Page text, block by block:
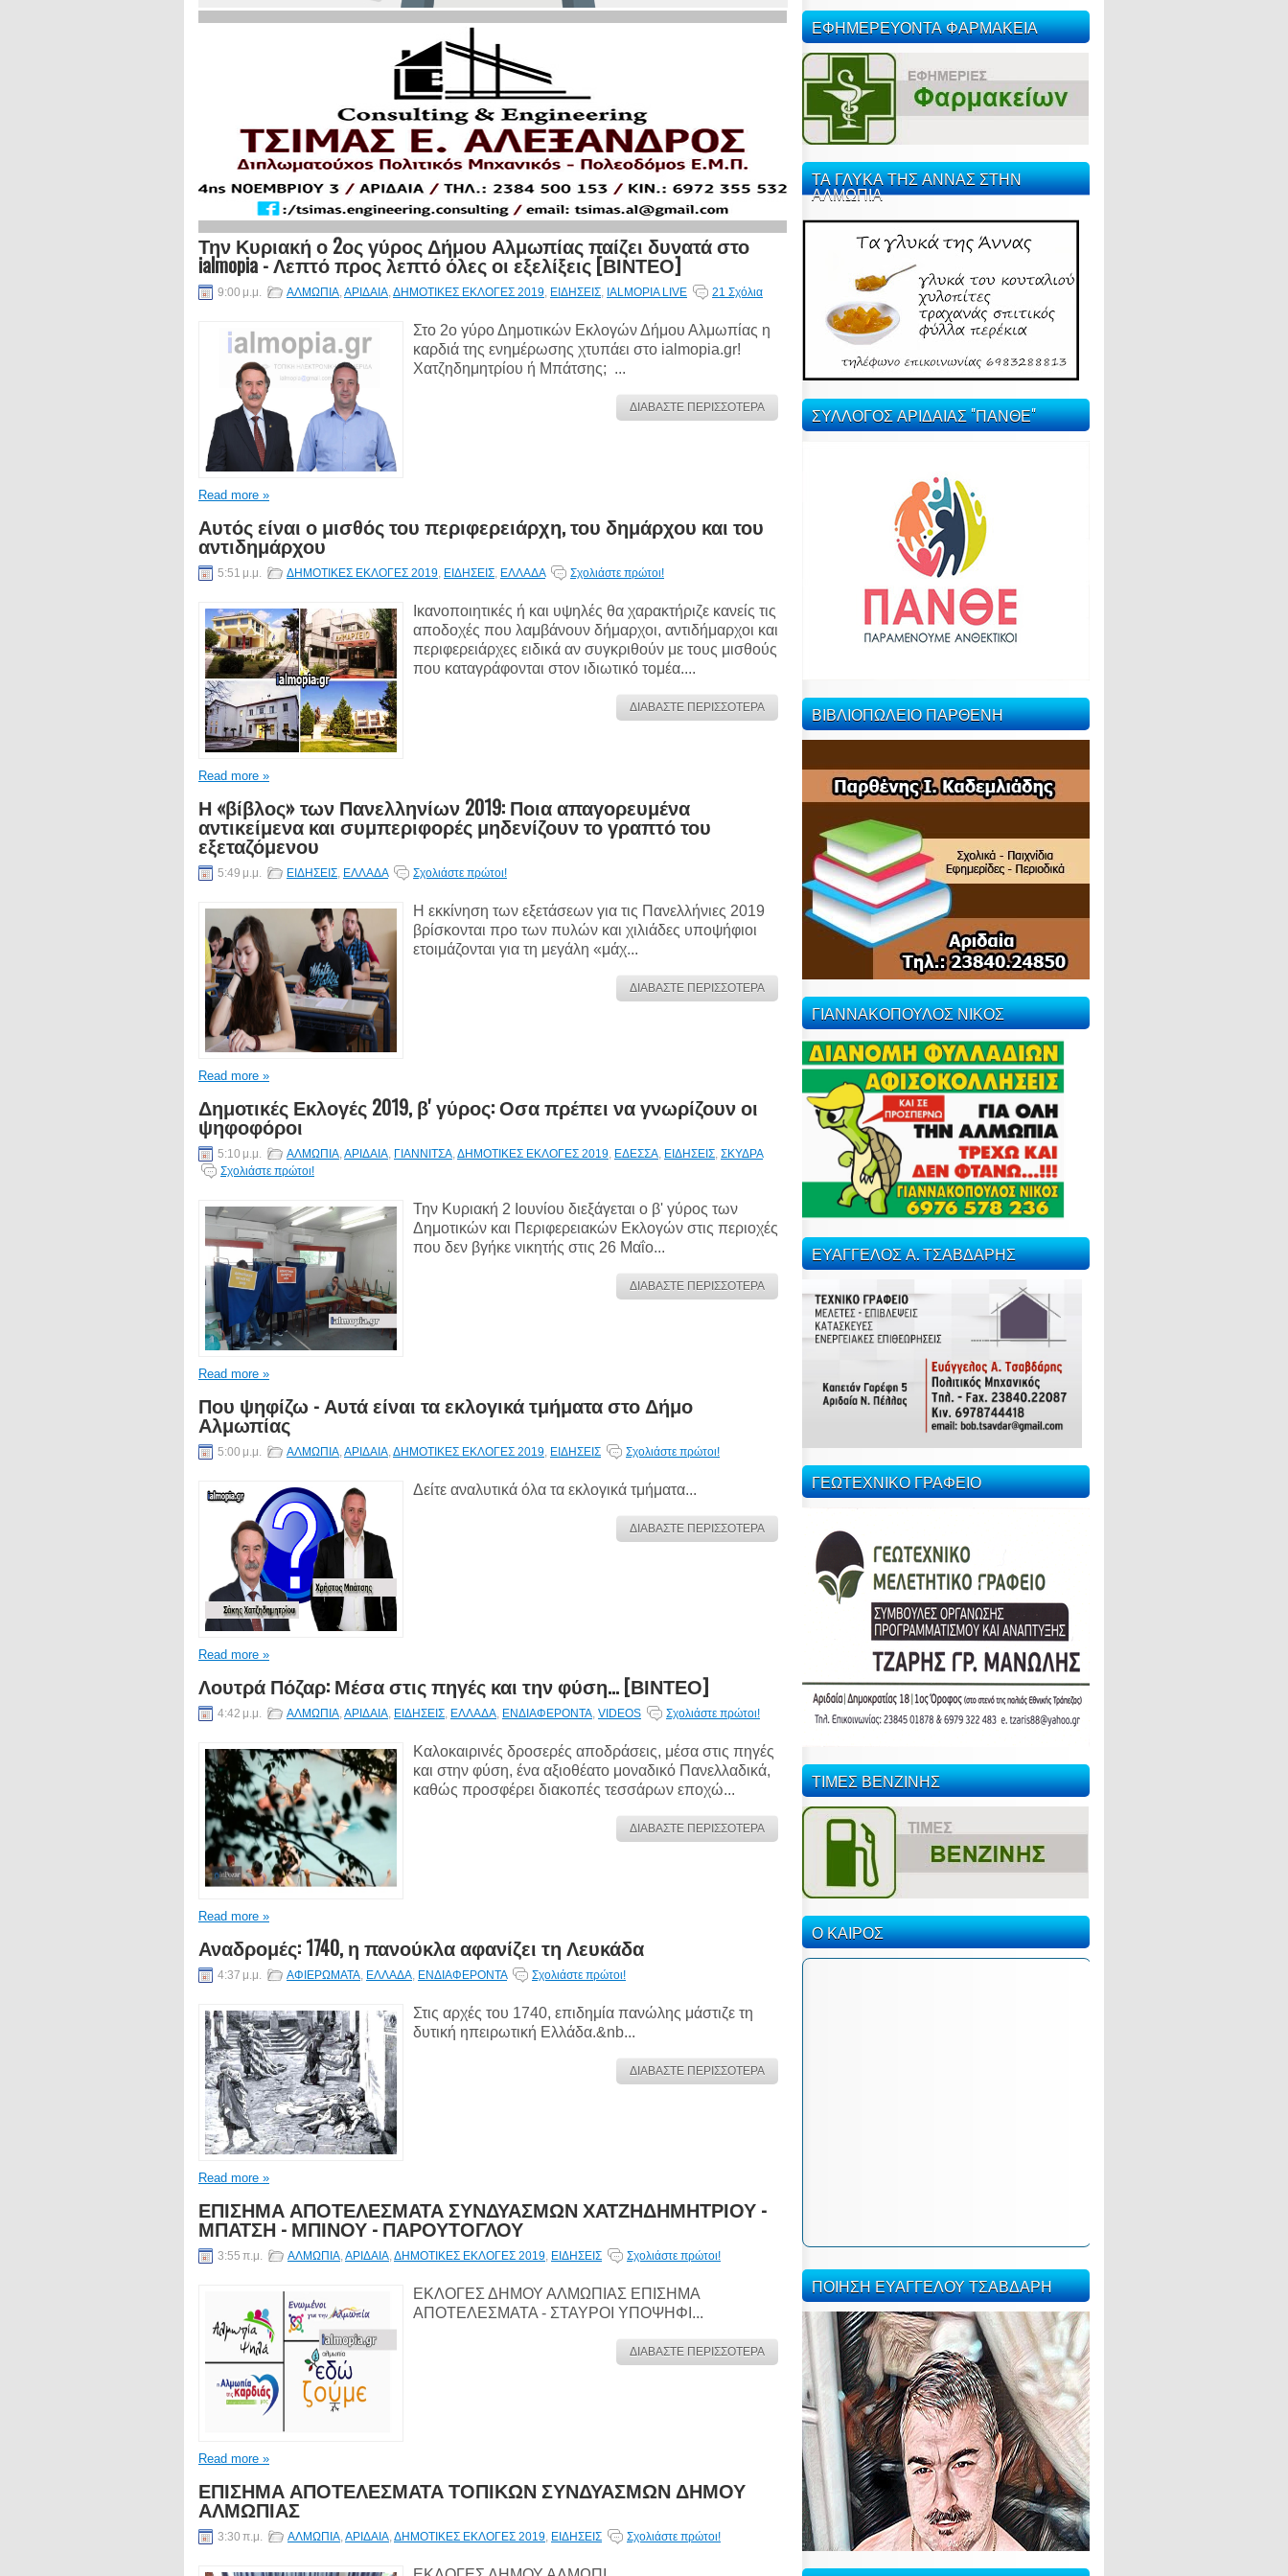
Την Κυριακή ο 2ος γύρος Δήμου Αλμωπίας παίζει δυνατά στο
ialmopia - Λεπτό προς λεπτό όλες οι εξελίξεις [ΒΙΝΤΕΟ]
9:00 μ.μ. ΑΛΜΩΠΙΑ,ΑΡΙΔΑΙΑ,ΔΗΜΟΤΙΚΕΣ ΕΚΛΟΓΕΣ 2019, ΕΙΔΗΣΕΙΣ, IALMOPIA LIVE 21 Σχόλια
Στο 2ο γύρο Δημοτικών Εκλογών Δήμου Αλμωπίας η
καρδιά της ενημέρωσης χτυπάει στο ialmopia.gr!
Χατζηδημητρίου ή Μπάτσης; ...
ΔΙΑΒΑΣΤΕ ΠΕΡΙΣΣΟΤΕΡΑ
Read more »
Αυτός είναι ο μισθός του περιφερειάρχη, του δημάρχου και του
αντιδημάρχου
5:51 μ.μ. ΔΗΜΟΤΙΚΕΣ ΕΚΛΟΓΕΣ 2019, ΕΙΔΗΣΕΙΣ, ΕΛΛΑΔΑ Σχολιάστε πρώτοι!
Ικανοποιητικές ή και υψηλές θα χαρακτήριζε κανείς τις
αποδοχές που λαμβάνουν δήμαρχοι, αντιδήμαρχοι και
περιφερειάρχες ειδικά αν συγκριθούν με τους μισθούς
που καταγράφονται στον ιδιωτικό τομέα....
ΔΙΑΒΑΣΤΕ ΠΕΡΙΣΣΟΤΕΡΑ
Read more »
Η «βίβλος» των Πανελληνίων 2019: Ποια απαγορευμένα
αντικείμενα και συμπεριφορές μηδενίζουν το γραπτό του
εξεταζόμενου
5:49 μ.μ. ΕΙΔΗΣΕΙΣ, ΕΛΛΑΔΑ Σχολιάστε πρώτοι!
Η εκκίνηση των εξετάσεων για τις Πανελλήνιες 2019
βρίσκονται προ των πυλών και χιλιάδες υποψήφιοι
ετοιμάζονται για τη μεγάλη «μάχ...
ΔΙΑΒΑΣΤΕ ΠΕΡΙΣΣΟΤΕΡΑ
Read more »
Δημοτικές Εκλογές 2019, β' γύρος: Οσα πρέπει να γνωρίζουν οι
ψηφοφόροι
5:10 μ.μ. ΑΛΜΩΠΙΑ,ΑΡΙΔΑΙΑ, ΓΙΑΝΝΙΤΣΑ,ΔΗΜΟΤΙΚΕΣ ΕΚΛΟΓΕΣ 2019, ΕΔΕΣΣΑ, ΕΙΔΗΣΕΙΣ, ΣΚΥΔΡΑ
Σχολιάστε πρώτοι!
Την Κυριακή 2 Ιουνίου διεξάγεται ο β' γύρος των
Δημοτικών και Περιφερειακών Εκλογών στις περιοχές
που δεν βγήκε νικητής στις 26 Μαΐο...
ΔΙΑΒΑΣΤΕ ΠΕΡΙΣΣΟΤΕΡΑ
Read more »
Που ψηφίζω - Αυτά είναι τα εκλογικά τμήματα στο Δήμο
Αλμωπίας
5:00 μ.μ. ΑΛΜΩΠΙΑ,ΑΡΙΔΑΙΑ,ΔΗΜΟΤΙΚΕΣ ΕΚΛΟΓΕΣ 2019, ΕΙΔΗΣΕΙΣ Σχολιάστε πρώτοι!
Δείτε αναλυτικά όλα τα εκλογικά τμήματα...
ΔΙΑΒΑΣΤΕ ΠΕΡΙΣΣΟΤΕΡΑ
Read more »
Λουτρά Πόζαρ: Μέσα στις πηγές και την φύση... [ΒΙΝΤΕΟ]
4:42 μ.μ. ΑΛΜΩΠΙΑ,ΑΡΙΔΑΙΑ, ΕΙΔΗΣΕΙΣ, ΕΛΛΑΔΑ, ΕΝΔΙΑΦΕΡΟΝΤΑ, VIDEOS Σχολιάστε πρώτοι!
Καλοκαιρινές δροσερές αποδράσεις, μέσα στις πηγές
και στην φύση, ένα αξιοθέατο μοναδικό Πανελλαδικά,
καθώς προσφέρει διακοπές τεσσάρων εποχώ...
ΔΙΑΒΑΣΤΕ ΠΕΡΙΣΣΟΤΕΡΑ
Read more »
Αναδρομές: 1740, η πανούκλα αφανίζει τη Λευκάδα
4:37 μ.μ. ΑΦΙΕΡΩΜΑΤΑ, ΕΛΛΑΔΑ, ΕΝΔΙΑΦΕΡΟΝΤΑ Σχολιάστε πρώτοι!
Στις αρχές του 1740, επιδημία πανώλης μάστιζε τη
δυτική ηπειρωτική Ελλάδα.&nb...
ΔΙΑΒΑΣΤΕ ΠΕΡΙΣΣΟΤΕΡΑ
Read more »
ΕΠΙΣΗΜΑ ΑΠΟΤΕΛΕΣΜΑΤΑ ΣΥΝΔΥΑΣΜΩΝ ΧΑΤΖΗΔΗΜΗΤΡΙΟΥ -
ΜΠΑΤΣΗ - ΜΠΙΝΟΥ - ΠΑΡΟΥΤΟΓΛΟΥ
3:55 π.μ. ΑΛΜΩΠΙΑ,ΑΡΙΔΑΙΑ,ΔΗΜΟΤΙΚΕΣ ΕΚΛΟΓΕΣ 2019, ΕΙΔΗΣΕΙΣ Σχολιάστε πρώτοι!
ΕΚΛΟΓΕΣ ΔΗΜΟΥ ΑΛΜΩΠΙΑΣ ΕΠΙΣΗΜΑ
ΑΠΟΤΕΛΕΣΜΑΤΑ - ΣΤΑΥΡΟΙ ΥΠΟΨΗΦΙ...
ΔΙΑΒΑΣΤΕ ΠΕΡΙΣΣΟΤΕΡΑ
Read more »
ΕΠΙΣΗΜΑ ΑΠΟΤΕΛΕΣΜΑΤΑ ΤΟΠΙΚΩΝ ΣΥΝΔΥΑΣΜΩΝ ΔΗΜΟΥ
ΑΛΜΩΠΙΑΣ
3:30 π.μ. ΑΛΜΩΠΙΑ,ΑΡΙΔΑΙΑ,ΔΗΜΟΤΙΚΕΣ ΕΚΛΟΓΕΣ 2019, ΕΙΔΗΣΕΙΣ Σχολιάστε πρώτοι!
ΕΦΗΜΕΡΕΥΟΝΤΑ ΦΑΡΜΑΚΕΙΑ
ΤΑ ΓΛΥΚΑ ΤΗΣ ΑΝΝΑΣ ΣΤΗΝ
ΑΛΜΩΠΙΑ
ΣΥΛΛΟΓΟΣ ΑΡΙΔΑΙΑΣ "ΠΑΝΘΕ"
ΒΙΒΛΙΟΠΩΛΕΙΟ ΠΑΡΘΕΝΗ
ΓΙΑΝΝΑΚΟΠΟΥΛΟΣ ΝΙΚΟΣ
ΕΥΑΓΓΕΛΟΣ Α. ΤΣΑΒΔΑΡΗΣ
ΓΕΩΤΕΧΝΙΚΟ ΓΡΑΦΕΙΟ
ΤΙΜΕΣ ΒΕΝΖΙΝΗΣ
Ο ΚΑΙΡΟΣ
ΠΟΙΗΣΗ ΕΥΑΓΓΕΛΟΥ ΤΣΑΒΔΑΡΗ